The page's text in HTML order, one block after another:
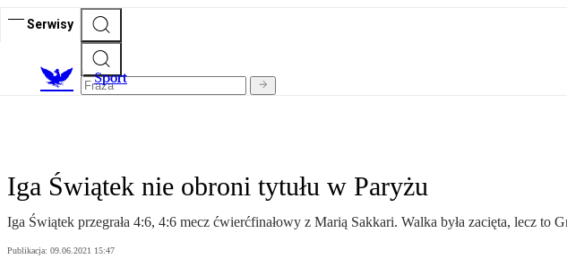
Serwisy
Sport
Iga Świątek nie obroni tytułu w Paryżu
Iga Świątek przegrała 4:6, 4:6 mecz ćwierćfinałowy z Marią Sakkari. Walka była zacięta, lecz to
Publikacja: 09.06.2021 15:47